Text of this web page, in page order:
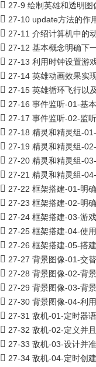
27-9 绘制英雄和透明图
27-10 update方法的作
27-11 介绍计算机中的
27-12 基本概念明确下
27-13 利用时钟设置游
27-14 英雄动画效果实
27-15 英雄循环飞行以
27-16 事件监听-01-基
27-17 事件监听-02-监
27-18 精灵和精灵组-
27-19 精灵和精灵组-
27-20 精灵和精灵组-
27-21 精灵和精灵组-
27-22 框架搭建-01-明
27-23 框架搭建-02-明
27-24 框架搭建-03-游
27-25 框架搭建-04-使
27-26 框架搭建-05-搭
27-27 背景图像-01-交
27-28 背景图像-02-背
27-29 背景图像-03-背
27-30 背景图像-04-利
27-31 敌机-01-定时器
27-32 敌机-02-定义并
27-33 敌机-03-设计并
27-34 敌机-04-定时创